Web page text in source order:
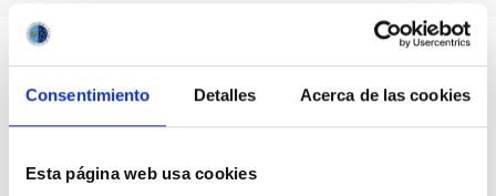
Consentimiento Detalles Acerca de las cookies
Esta página web usa cookies